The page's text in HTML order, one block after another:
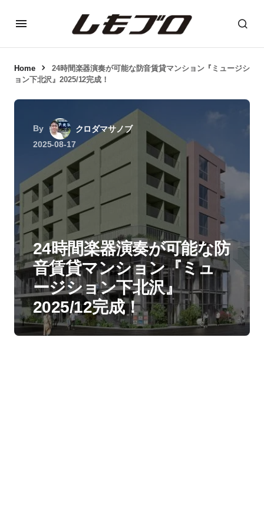
Home
24時間楽器演奏が可能な防音賃貸マンション『ミュージシ
ョン下北沢』2025/12完成！
By
クロダマサノブ
2025-08-17
24時間楽器演奏が可能な防
音賃貸マンション『ミュ
ージション下北沢』
2025/12完成！